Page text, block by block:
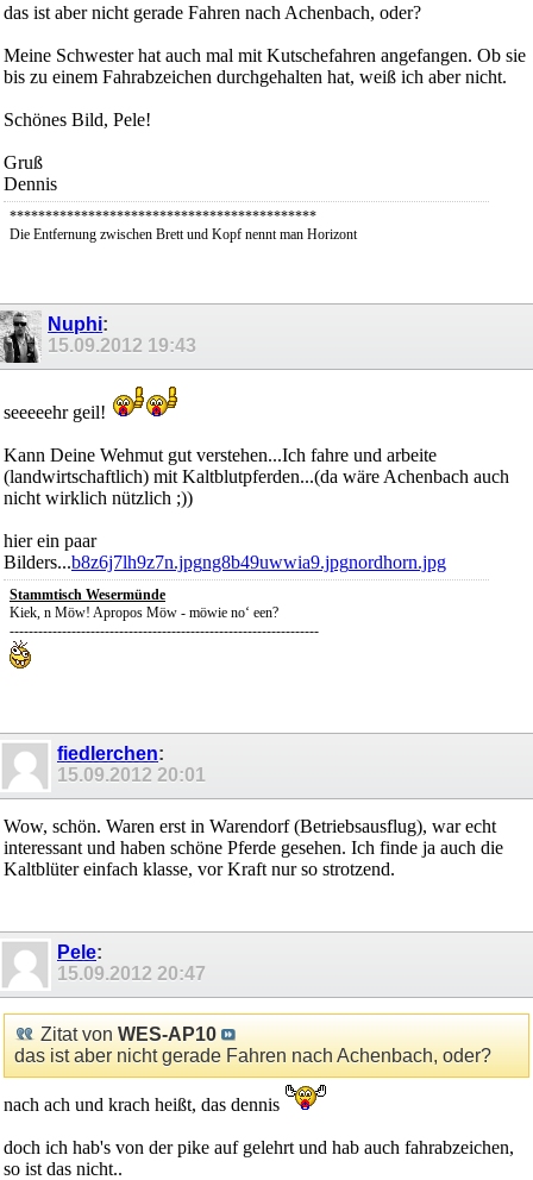
das ist aber nicht gerade Fahren nach Achenbach, oder?
Meine Schwester hat auch mal mit Kutschefahren angefangen. Ob sie
bis zu einem Fahrabzeichen durchgehalten hat, weiß ich aber nicht.
Schönes Bild, Pele!
Gruß
Dennis
*******************************************
Die Entfernung zwischen Brett und Kopf nennt man Horizont
Nuphi:
15.09.2012 19:43
seeeeehr geil!
Kann Deine Wehmut gut verstehen...Ich fahre und arbeite
(landwirtschaftlich) mit Kaltblutpferden...(da wäre Achenbach auch
nicht wirklich nützlich ;))
hier ein paar
Bilders...b8z6j7lh9z7n.jpgng8b49uwwia9.jpgnordhorn.jpg
Stammtisch Wesermünde
Kiek, n Möw! Apropos Möw - möwie no‘ een?
-----------------------------------------------------------------
fiedlerchen:
15.09.2012 20:01
Wow, schön. Waren erst in Warendorf (Betriebsausflug), war echt
interessant und haben schöne Pferde gesehen. Ich finde ja auch die
Kaltblüter einfach klasse, vor Kraft nur so strotzend.
Pele:
15.09.2012 20:47
Zitat von WES-AP10
das ist aber nicht gerade Fahren nach Achenbach, oder?
nach ach und krach heißt, das dennis
doch ich hab's von der pike auf gelehrt und hab auch fahrabzeichen,
so ist das nicht..